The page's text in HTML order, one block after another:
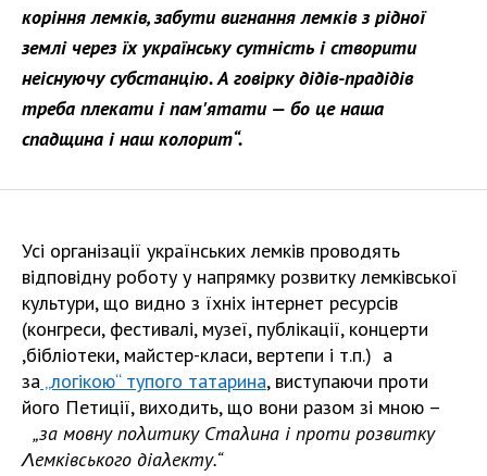
коріння лемків, забути вигнання лемків з рідної
землі через їх українську сутність і створити
неіснуючу субстанцію. А говірку дідів-прадідів
треба плекати і пам'ятати — бо це наша
спадщина і наш колорит“.
Усі організації українських лемків проводять
відповідну роботу у напрямку розвитку лемківської
культури, що видно з їхніх інтернет ресурсів
(конгреси, фестивалі, музеї, публікації, концерти
,бібліотеки, майстер-класи, вертепи і т.п.) а
за „логікою“ тупого татарина, виступаючи проти
його Петиції, виходить, що вони разом зі мною –
„за мовну поλитику Стаλина і проти розвитку
Λемківського діаλекту.“